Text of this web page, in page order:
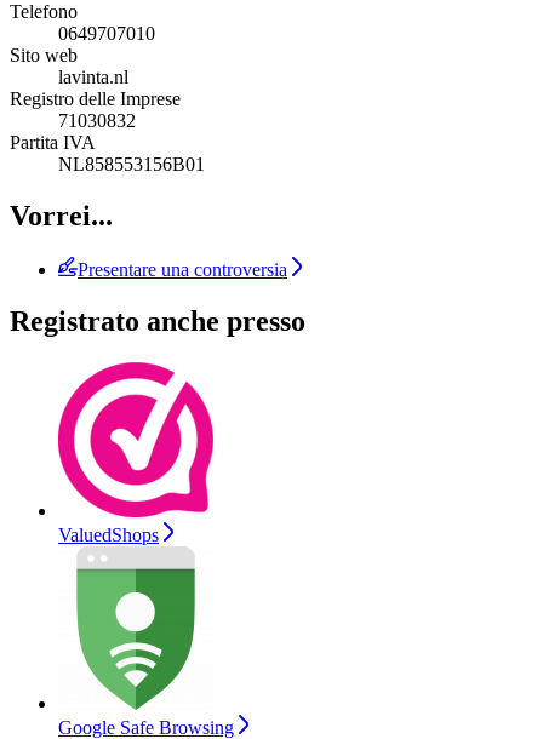
Telefono
0649707010
Sito web
lavinta.nl
Registro delle Imprese
71030832
Partita IVA
NL858553156B01
Vorrei...
Presentare una controversia
Registrato anche presso
ValuedShops
Google Safe Browsing